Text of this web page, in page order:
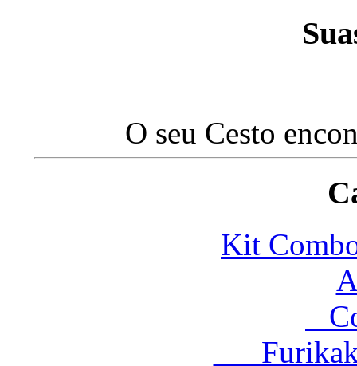
O seu Cesto
Kit